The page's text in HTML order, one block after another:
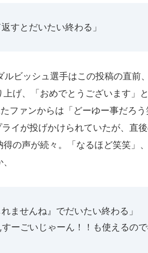
すとだいたい終わる」
ビッシュ選手はこの投稿の直前
げ、「おめでとうございます」
ファンからは「どーゆー事だろ
イが投げかけられていたが、直
の声が続々。「なるほど笑笑」
ませんね』でだいたい終わる」
ーごいじゃーん！！も使えるの